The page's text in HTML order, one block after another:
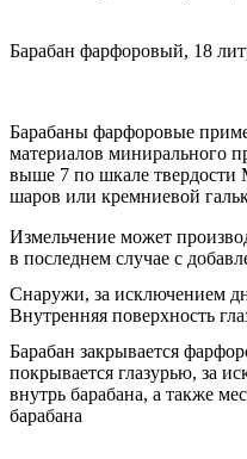
Барабан фарфоровый, 18
Барабаны фарфоровые
материалов минирального
выше 7 по шкале
шаров или кремниевой
Измельчение может
в последнем случае с
Снаружи, за исключением
Внутренняя поверхность
Барабан закрывается
покрывается глазурью, за
внутрь барабана, а также
барабана